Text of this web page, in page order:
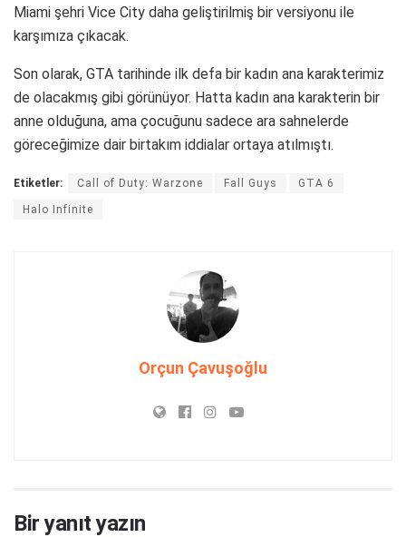
Miami şehri Vice City daha geliştirilmiş bir versiyonu ile
karşımıza çıkacak.
Son olarak, GTA tarihinde ilk defa bir kadın ana karakterimiz
de olacakmış gibi görünüyor. Hatta kadın ana karakterin bir
anne olduğuna, ama çocuğunu sadece ara sahnelerde
göreceğimize dair birtakım iddialar ortaya atılmıştı.
Etiketler: Call of Duty: Warzone Fall Guys GTA 6
Halo Infinite
Orçun Çavuşoğlu
Bir yanıt yazın